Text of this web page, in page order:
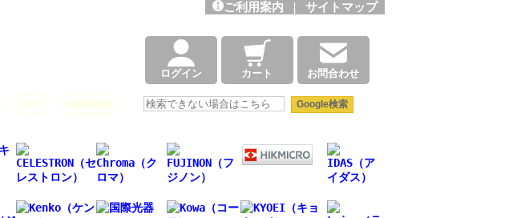
ご利用案内 | サイトマップ
ログイン カート お問合わせ
HAC 太陽望遠鏡